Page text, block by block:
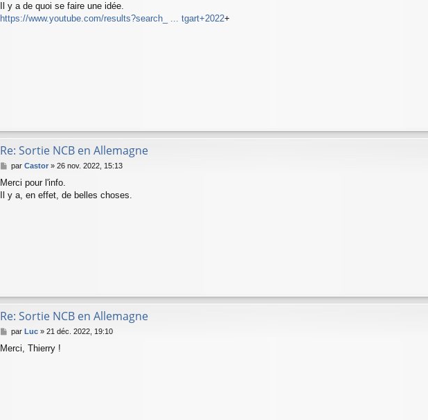
s
s
Il y a de quoi se faire une idée.
https://www.youtube.com/results?search_ ... tgart+2022+
Re: Sortie NCB en Allemagne
M
s
s
par Castor» 26 nov. 2022, 15:13
Merci pour l'info.
Il y a, en effet, de belles choses.
Re: Sortie NCB en Allemagne
M
s
par Luc» 21 déc. 2022, 19:10
Merci, Thierry !